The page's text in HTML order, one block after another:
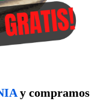
y compramos